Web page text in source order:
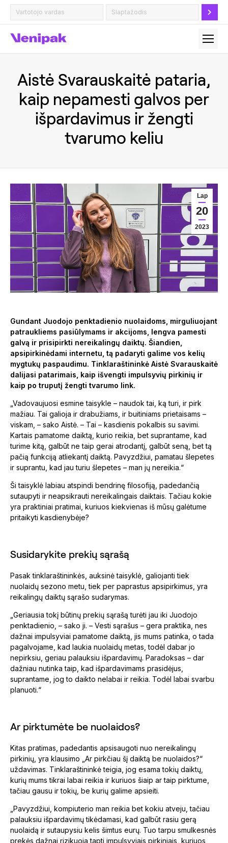
Aistė Svarauskaitė pataria,
kaip nepamesti galvos per
išpardavimus ir žengti
tvarumo keliu
Lap
20
2023
Gundant Juodojo penktadienio nuolaidoms, mirguliuojant
patraukliems pasiūlymams ir akcijoms, lengva pamesti
galvą ir prisipirkti nereikalingų daiktų. Šiandien,
apsipirkinėdami internetu, tą padaryti galime vos kelių
mygtukų paspaudimu. Tinklaraštininkė Aistė Svarauskaitė
dalijasi patarimais, kaip išvengti impulsyvių pirkinių ir
kaip po truputį žengti tvarumo link.
„Vadovaujuosi esmine taisykle – naudok tai, ką turi, ir pirk
mažiau. Tai galioja ir drabužiams, ir buitiniams prietaisams –
viskam, – sako Aistė. – Tai – kasdienis pokalbis su savimi.
Kartais pamatome daiktą, kurio reikia, bet suprantame, kad
turime kitą, galbūt ne taip gerai atrodantį, galbūt seną, bet tą
pačią funkciją atliekantį daiktą. Pavyzdžiui, pamatau šlepetes
ir suprantu, kad jau turiu šlepetes – man jų nereikia.“
Ši taisyklė labiau atspindi bendrinę filosofiją, padedančią
sutaupyti ir neapsikrauti nereikalingais daiktais. Tačiau kokie
yra praktiniai pratimai, kuriuos kiekvienas iš mūsų galėtume
pritaikyti kasdienybėje?
Susidarykite prekių sąrašą
Pasak tinklaraštininkės, auksinė taisyklė, galiojanti tiek
nuolaidų sezono metu, tiek per paprastus apsipirkimus, yra
reikalingų daiktų sąrašo sudarymas.
„Geriausia tokį būtinų prekių sąrašą turėti jau iki Juodojo
penktadienio, – sako ji. – Vesti sąrašus – gera praktika, nes
dažnai impulsyviai pamatome daiktą, jis mums patinka, o tada
pagalvojame, kad laukia nuolaidų metas, todėl dabar jo
nepirksiu, geriau palauksiu išpardavimų. Paradoksas – dar
dažniau nutinka taip, kad išpardavimams prasidėjus,
suprantame, jog to daikto nelabai ir reikia. Todėl labai svarbu
planuoti.“
Ar pirktumėte be nuolaidos?
Kitas pratimas, padedantis apsisaugoti nuo nereikalingų
pirkinių, yra klausimo „Ar pirkčiau šį daiktą be nuolaidos?“
uždavimas. Tinklaraštininkė teigia, jog esama tokių daiktų,
kurių mums tikrai labai reikia ir kuriuos šiaip ar taip pirktume,
tačiau gausu ir tokių, be kurių galime apsieiti.
„Pavyzdžiui, kompiuterio man reikia bet kokiu atveju, tačiau
palauksiu išpardavimų tikėdamasi, kad galbūt rasiu gerą
nuolaidą ir sutaupysiu kelis šimtus eurų. Tuo tarpu smulkesnės
prekės dažnai rizikuoja tapti impulsyviais pirkiniais, kuriuos